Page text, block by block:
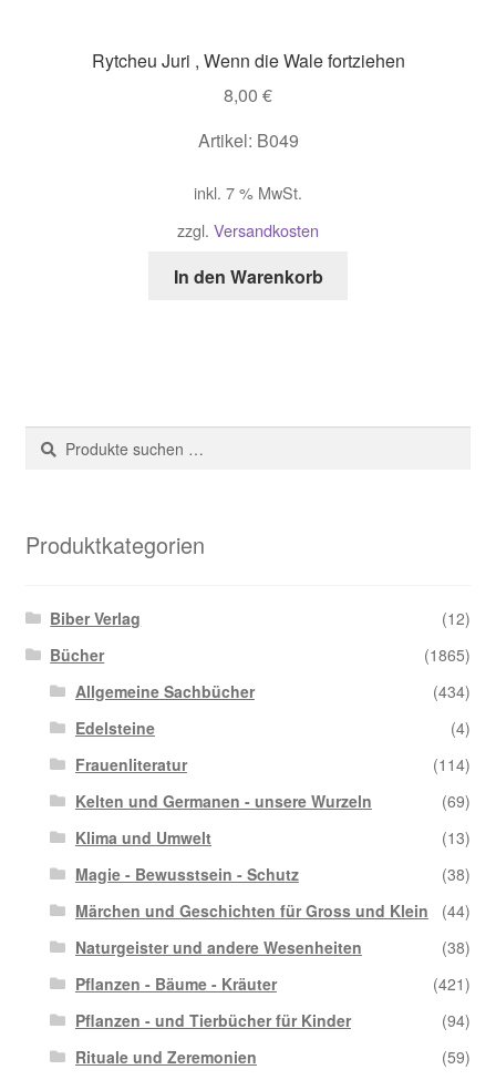
Rytcheu Juri , Wenn die Wale fortziehen
8,00 €
Artikel: B049
inkl. 7 % MwSt.
zzgl. Versandkosten
In den Warenkorb
Suche
nach:
Suchen
Produktkategorien
Biber Verlag
(12)
Bücher
(1865)
Allgemeine Sachbücher
(434)
Edelsteine
(4)
Frauenliteratur
(114)
Kelten und Germanen - unsere Wurzeln
(69)
Klima und Umwelt
(13)
Magie - Bewusstsein - Schutz
(38)
Märchen und Geschichten für Gross und Klein
(44)
Naturgeister und andere Wesenheiten
(38)
Pflanzen - Bäume - Kräuter
(421)
Pflanzen - und Tierbücher für Kinder
(94)
Rituale und Zeremonien
(59)